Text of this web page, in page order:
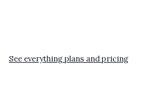
See everything plans and pricing